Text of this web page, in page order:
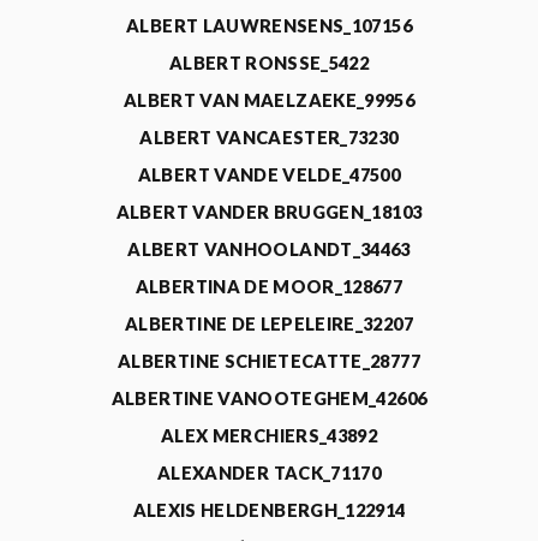
ALBERT LAUWRENSENS_107156
ALBERT RONSSE_5422
ALBERT VAN MAELZAEKE_99956
ALBERT VANCAESTER_73230
ALBERT VANDE VELDE_47500
ALBERT VANDER BRUGGEN_18103
ALBERT VANHOOLANDT_34463
ALBERTINA DE MOOR_128677
ALBERTINE DE LEPELEIRE_32207
ALBERTINE SCHIETECATTE_28777
ALBERTINE VANOOTEGHEM_42606
ALEX MERCHIERS_43892
ALEXANDER TACK_71170
ALEXIS HELDENBERGH_122914